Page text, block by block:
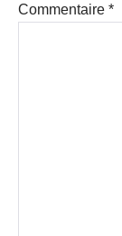
Commentaire *